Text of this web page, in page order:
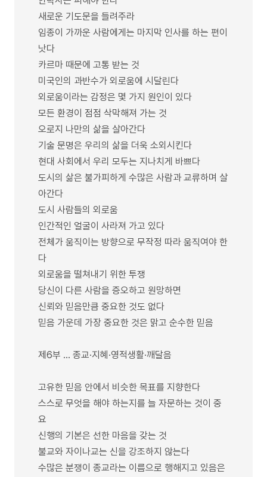
새로운 기도문을 들려주라
임종이 가까운 사람에게는 마지막 인사를 하는 편이
낫다
카르마 때문에 고통 받는 것
미국인의 과반수가 외로움에 시달린다
외로움이라는 감정은 몇 가지 원인이 있다
모든 환경이 점점 삭막해져 가는 것
오로지 나만의 삶을 살아간다
기술 문명은 우리의 삶을 더욱 소외시킨다
현대 사회에서 우리 모두는 지나치게 바쁘다
도시의 삶은 불가피하게 수많은 사람과 교류하며 살
아간다
도시 사람들의 외로움
인간적인 얼굴이 사라져 가고 있다
전체가 움직이는 방향으로 무작정 따라 움직여야 한
다
외로움을 떨쳐내기 위한 투쟁
당신이 다른 사람을 증오하고 원망하면
신뢰와 믿음만큼 중요한 것도 없다
믿음 가운데 가장 중요한 것은 맑고 순수한 믿음
제6부 … 종교·지혜·영적생활·깨달음
고유한 믿음 안에서 비슷한 목표를 지향한다
스스로 무엇을 해야 하는지를 늘 자문하는 것이 중
요
신행의 기본은 선한 마음을 갖는 것
불교와 자이나교는 신을 강조하지 않는다
수많은 분쟁이 종교라는 이름으로 행해지고 있음은